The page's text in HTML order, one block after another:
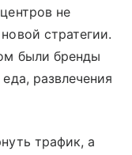
не
стратегии.
были бренды
развлечения
трафик, а